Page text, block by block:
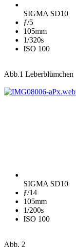
SIGMA SD10
ƒ/5
105mm
1/320s
ISO 100
Abb.1 Leberblümchen
SIGMA SD10
ƒ/14
105mm
1/200s
ISO 100
Abb. 2